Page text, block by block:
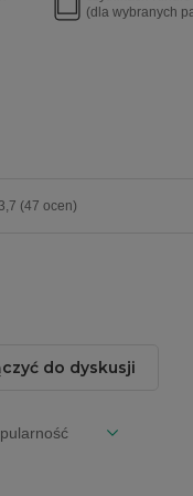
(dla wybranych
3,7 (47 ocen)
do dyskusji